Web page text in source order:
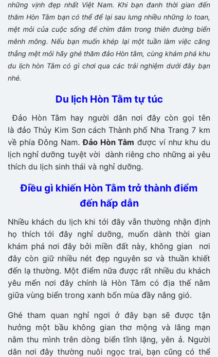
những vịnh đẹp nhất Việt Nam. Khi bạn đanh thời gian đến
thăm Hòn Tằm bạn có thể để lại sau lưng nhiều những lo toan,
mệt mỏi của cuộc sống để chìm đắm trong thiên đường biển
mênh mông. Nếu bạn muốn khép lại một tuần làm việc căng
thẳng mệt mỏi hãy ghé thăm đảo Hòn tằm, cùng khám phá khu
du lịch hòn Tằm có gì chơi qua các trải nghiệm dưới đây bạn
nhé.
Du lịch Hòn Tằm tự túc
Đảo Hòn Tằm hay người dân nơi đây còn gọi tên
là đảo Thủy Kim Sơn cách Thành phố Nha Trang 7 km
về phía Đông Nam.Đảo Hòn Tằm được ví như khu du
lịch nghỉ dưỡng tuyệt vời dành riêng cho những ai yêu
thích du lịch sinh thái và nghỉ dưỡng.
Điều gì khiến Hòn Tằm trở thành điểm
đến hấp dẫn
Nhiều khách du lịch khi tới đây vẫn thường nhận định
họ thích tới đây nghỉ dưỡng, muốn dành thời gian
khám phá nơi đây bởi miền đất này, không gian nơi
đây còn giữ nhiều nét đẹp nguyên sơ và thuần khiết
đến lạ thường. Một điểm nữa được rất nhiều du khách
yêu mến nơi đây chính là Hòn Tằm có địa thế nằm
giữa vùng biển trong xanh bốn mùa đầy nắng gió.
Ghé tham quan nghỉ ngơi ở đây bạn sẽ được tận
hưởng một bầu không gian thơ mộng và lãng mạn
nằm thu mình trên dòng biển tĩnh lặng, yên ả. Người
dân nơi đây thường nuôi ngọc trai, bạn cũng có thể